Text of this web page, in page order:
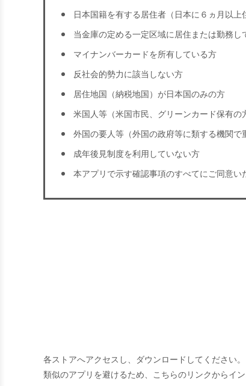
日本国籍を有する居住者（日本に６ヵ月以
当金庫の定める一定区域に居住または勤務し
マイナンバーカードを所有している方
反社会的勢力に該当しない方
居住地国（納税地国）が日本国のみの方
米国人等（米国市民、グリーンカード保有
外国の要人等（外国の政府等に類する機関
成年後見制度を利用していない方
本アプリで示す確認事項のすべてにご同意い
各ストアへアクセスし、ダウンロードしてください。
類似のアプリを避けるため、こちらのリンクからイン